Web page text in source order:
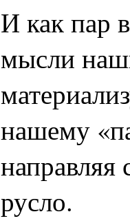
И как пар
мысли
нашему
русло.